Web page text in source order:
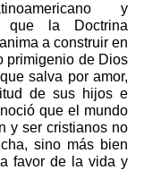
y
que la Doctrina
a construir en
primigenio de Dios
salva por amor,
de sus hijos e
que el mundo
y ser cristianos no
sino más bien
favor de la vida y